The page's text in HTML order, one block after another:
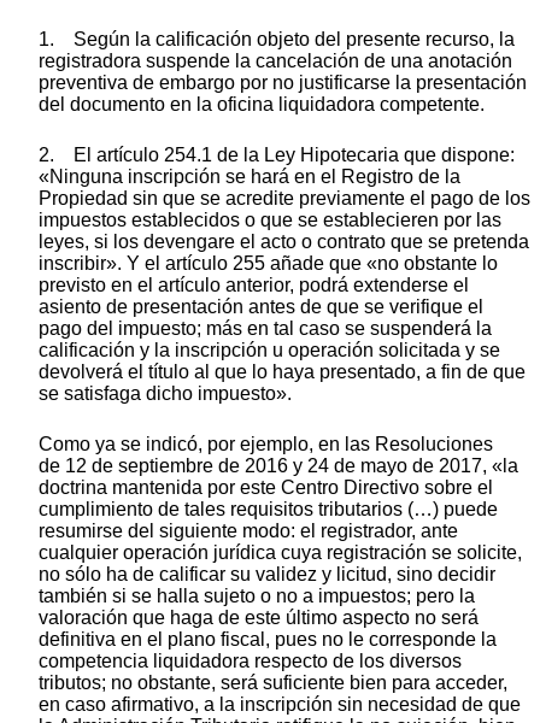
1. Según la calificación objeto del presente recurso, la
registradora suspende la cancelación de una anotación
preventiva de embargo por no justificarse la presentación
del documento en la oficina liquidadora competente.
2. El artículo 254.1 de la Ley Hipotecaria que dispone:
«Ninguna inscripción se hará en el Registro de la
Propiedad sin que se acredite previamente el pago de los
impuestos establecidos o que se establecieren por las
leyes, si los devengare el acto o contrato que se pretenda
inscribir». Y el artículo 255 añade que «no obstante lo
previsto en el artículo anterior, podrá extenderse el
asiento de presentación antes de que se verifique el
pago del impuesto; más en tal caso se suspenderá la
calificación y la inscripción u operación solicitada y se
devolverá el título al que lo haya presentado, a fin de que
se satisfaga dicho impuesto».
Como ya se indicó, por ejemplo, en las Resoluciones
de 12 de septiembre de 2016 y 24 de mayo de 2017, «la
doctrina mantenida por este Centro Directivo sobre el
cumplimiento de tales requisitos tributarios (…) puede
resumirse del siguiente modo: el registrador, ante
cualquier operación jurídica cuya registración se solicite,
no sólo ha de calificar su validez y licitud, sino decidir
también si se halla sujeto o no a impuestos; pero la
valoración que haga de este último aspecto no será
definitiva en el plano fiscal, pues no le corresponde la
competencia liquidadora respecto de los diversos
tributos; no obstante, será suficiente bien para acceder,
en caso afirmativo, a la inscripción sin necesidad de que